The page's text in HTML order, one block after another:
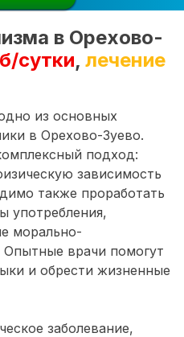
в Орехово-
сутки, лечение
из основных
в Орехово-Зуево.
подход:
зависимость
также проработать
употребления,
морально-
врачи помогут
и обрести жизненные
заболевание,